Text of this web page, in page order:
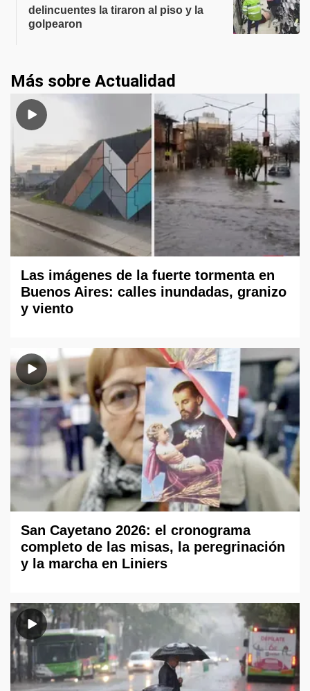
delincuentes la tiraron al piso y la
golpearon
Más sobre Actualidad
Las imágenes de la fuerte tormenta en
Buenos Aires: calles inundadas, granizo
y viento
San Cayetano 2026: el cronograma
completo de las misas, la peregrinación
y la marcha en Liniers